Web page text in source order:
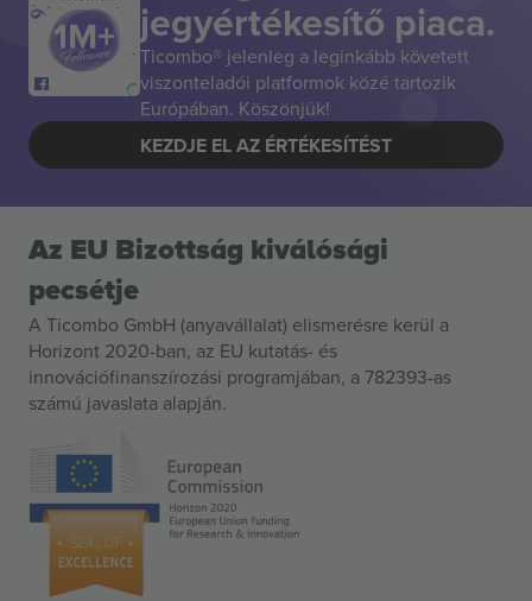
jegyértékesítő piaca.
Ticombo® jelenleg a leginkább követett
viszonteladói platformok közé tartozik
Európában. Köszönjük!
KEZDJE EL AZ ÉRTÉKESÍTÉST
Az EU Bizottság kiválósági
pecsétje
A Ticombo GmbH (anyavállalat) elismerésre kerül a
Horizont 2020-ban, az EU kutatás- és
innovációfinanszírozási programjában, a 782393-as
számú javaslata alapján.